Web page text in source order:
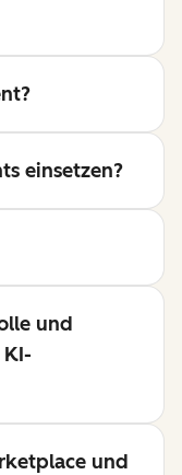
einsetzen?
und
und